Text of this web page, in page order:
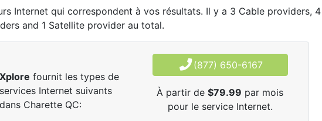
Internet qui correspondent à vos résultats. Il y a 3 Cable providers,
and 1 Satellite provider au total.
Xplore fournit les types de
services Internet suivants
dans Charette QC:
(877) 650-6167
À partir de$79.99 par mois
pour le service Internet.